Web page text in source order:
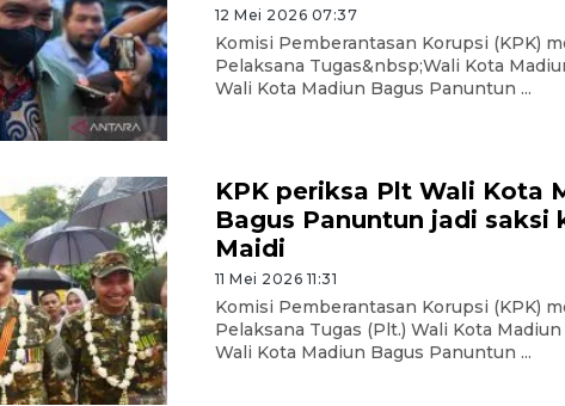
12 Mei 2026 07:37
Komisi Pemberantasan Korupsi (KPK)
Pelaksana Tugas&nbsp;Wali Kota
Wali Kota Madiun Bagus Panuntun ...
KPK periksa Plt Wali Kota
Bagus Panuntun jadi saksi
Maidi
11 Mei 2026 11:31
Komisi Pemberantasan Korupsi (KPK)
Pelaksana Tugas (Plt.) Wali Kota
Wali Kota Madiun Bagus Panuntun ...
5 Agustus 2026 19:09